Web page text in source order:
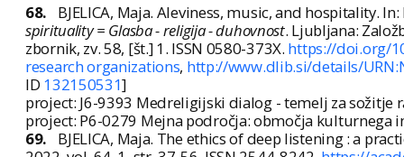
68.
BJELICA, Maja. Aleviness, music, and hospitality.
spirituality = Glasba - religija - duhovnost. Ljubljana:
zbornik, zv. 58, [št.] 1. ISSN 0580-373X. https://doi.org/
research organizations, http://www.dlib.si/details/
ID 132150531]
project: J6-9393 Medreligijski dialog - temelj za sožitje
project: P6-0279 Mejna področja: območja kulturnega
69.
BJELICA, Maja. The ethics of deep listening : a